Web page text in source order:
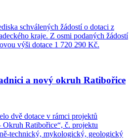
schválených žádostí o dotaci z
kraje. Z osmi podaných žádostí
výši dotace 1 720 290 Kč.
a nový okruh Ratibořice
dvě dotace v rámci projektů
Okruh Ratibořice“, č. projektu
technický, mykologický, geologický